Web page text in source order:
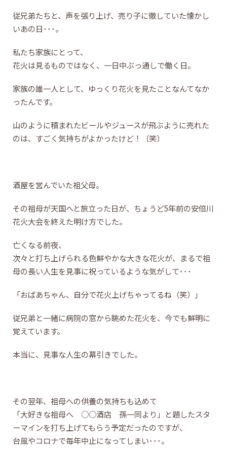
従兄弟たちと、声を張り上げ、売り子に徹していた懐かし
いあの日･･･。
私たち家族にとって、
花火は見るものではなく、一日中ぶっ通しで働く日。
家族の誰一人として、ゆっくり花火を見たことなんてなか
ったんです。
山のように積まれたビールやジュースが飛ぶように売れた
のは、すごく気持ちがよかったけど！（笑）
酒屋を営んでいた祖父母。
その祖母が天国へと旅立った日が、ちょうど5年前の安倍川
花火大会を終えた明け方でした。
亡くなる前夜、
次々と打ち上げられる色鮮やかな大きな花火が、まるで祖
母の長い人生を見事に祝っているような気がして･･･
「おばあちゃん、自分で花火上げちゃってるね（笑）」
従兄弟と一緒に病院の窓から眺めた花火を、今でも鮮明に
覚えています。
本当に、見事な人生の幕引きでした。
その翌年、祖母への供養の気持ちも込めて
「大好きな祖母へ ○○酒店 孫一同より」と題したスタ
ーマインを打ち上げてもらう予定だったのですが、
台風やコロナで毎年中止になってしまい･･･。